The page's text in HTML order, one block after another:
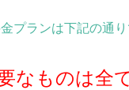
プランは下記の通り
なものは全